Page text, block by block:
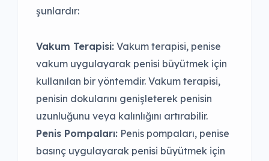
şunlardır:
Vakum Terapisi: Vakum terapisi, penise
vakum uygulayarak penisi büyütmek için
kullanılan bir yöntemdir. Vakum terapisi,
penisin dokularını genişleterek penisin
uzunluğunu veya kalınlığını artırabilir.
Penis Pompaları: Penis pompaları, penise
basınç uygulayarak penisi büyütmek için